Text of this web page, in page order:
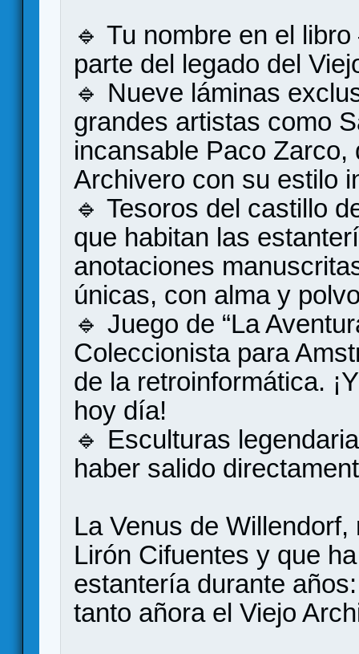
🔹 Tu nombre en el
parte del legado del
🔹 Nueve láminas
grandes artistas como
incansable Paco Zarco,
Archivero con su estilo
🔹 Tesoros del castillo
que habitan las
anotaciones
únicas, con alma y
🔹 Juego de “La
Coleccionista para
de la retroinformática.
hoy día!
🔹 Esculturas
haber salido
La Venus de
Lirón Cifuentes y que
estantería durante
tanto añora el Viejo